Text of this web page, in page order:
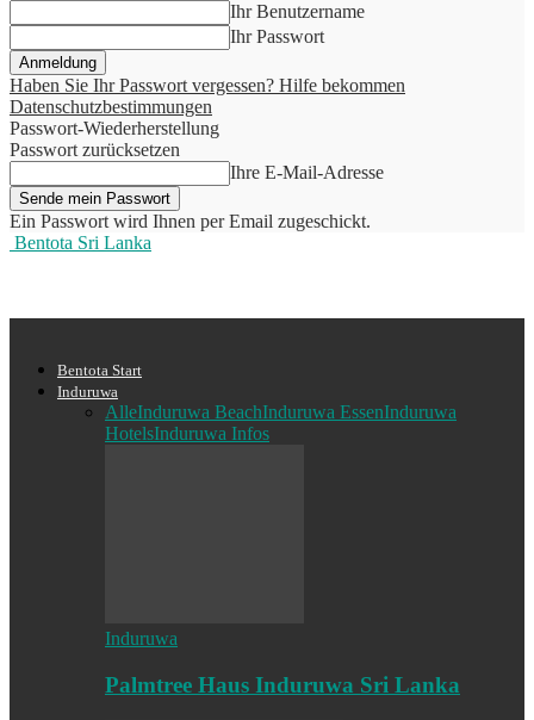
Ihr Benutzername
Ihr Passwort
Haben Sie Ihr Passwort vergessen? Hilfe bekommen
Datenschutzbestimmungen
Passwort-Wiederherstellung
Passwort zurücksetzen
Ihre E-Mail-Adresse
Ein Passwort wird Ihnen per Email zugeschickt.
Bentota Sri Lanka
Bentota Start
Induruwa
AlleInduruwa BeachInduruwa EssenInduruwa
HotelsInduruwa Infos
Induruwa
Palmtree Haus Induruwa Sri Lanka